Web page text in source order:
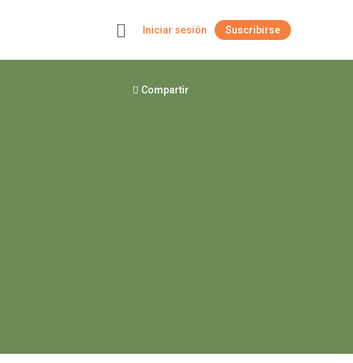
Iniciar sesión Suscribirse
Compartir